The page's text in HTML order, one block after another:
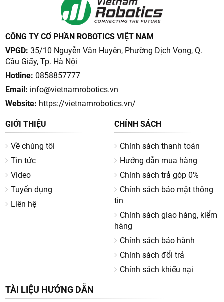
CÔNG TY CỔ PHẦN ROBOTICS VIỆT NAM
VPGD: 35/10 Nguyễn Văn Huyên, Phường Dịch Vọng, Q.
Cầu Giấy, Tp. Hà Nội
Hotline: 0858857777
Email: info@vietnamrobotics.vn
Website: https://vietnamrobotics.vn/
GIỚI THIỆU
Về chúng tôi
Tin tức
Video
Tuyển dụng
Liên hệ
CHÍNH SÁCH
Chính sách thanh toán
Hướng dẫn mua hàng
Chính sách trả góp 0%
Chính sách bảo mật thông
tin
Chính sách giao hàng, kiểm
hàng
Chính sách bảo hành
Chính sách đổi trả
Chính sách khiếu nại
TÀI LIỆU HƯỚNG DẪN